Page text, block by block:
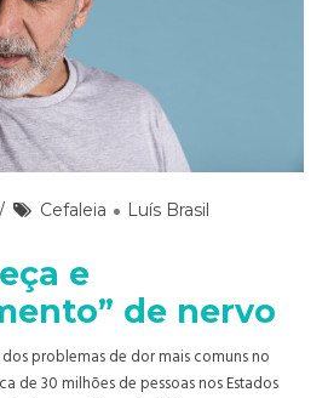
Cefaleia Luís Brasil
e
de nervo
problemas de dor mais comuns no
de 30 milhões de pessoas nos Estados